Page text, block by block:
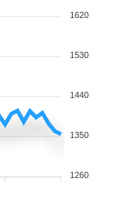
1620
1530
1440
1350
1260